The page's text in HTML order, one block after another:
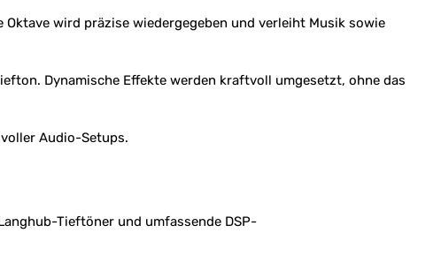
wird präzise wiedergegeben und verleiht Musik sowie
Dynamische Effekte werden kraftvoll umgesetzt, ohne das
Audio-Setups.
Tieftöner und umfassende DSP-